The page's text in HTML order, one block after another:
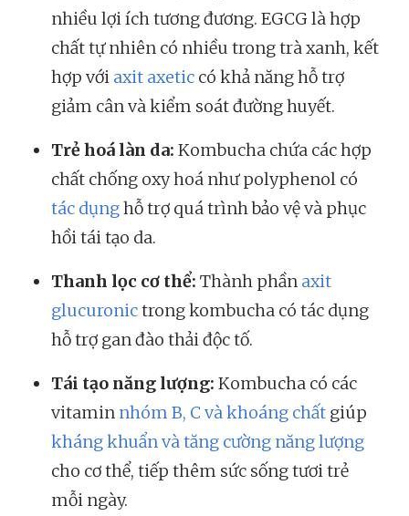
nhiều lợi ích tương đương. EGCG là hợp
chất tự nhiên có nhiều trong trà xanh, kết
hợp với axit axetic có khả năng hỗ trợ
giảm cân và kiểm soát đường huyết.
Trẻ hoá làn da: Kombucha chứa các hợp
chất chống oxy hoá như polyphenol có
tác dụnghỗ trợ quá trình bảo vệ và phục
hồi tái tạo da.
Thanh lọc cơ thể: Thành phần axit
glucuronictrong kombucha có tác dụng
hỗ trợ gan đào thải độc tố.
Tái tạo năng lượng: Kombucha có các
vitamin nhóm B, C và khoáng chất giúp
kháng khuẩn và tăng cường năng lượng
cho cơ thể, tiếp thêm sức sống tươi trẻ
mỗi ngày.